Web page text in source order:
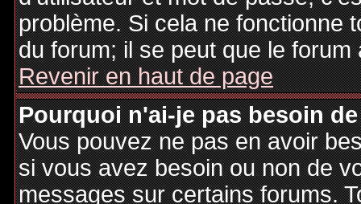
problème. Si cela ne fonctionne
du forum; il se peut que le
Revenir en haut de page
Pourquoi n'ai-je pas besoin
Vous pouvez ne pas en avoir
si vous avez besoin ou non de
messages sur certains forums.